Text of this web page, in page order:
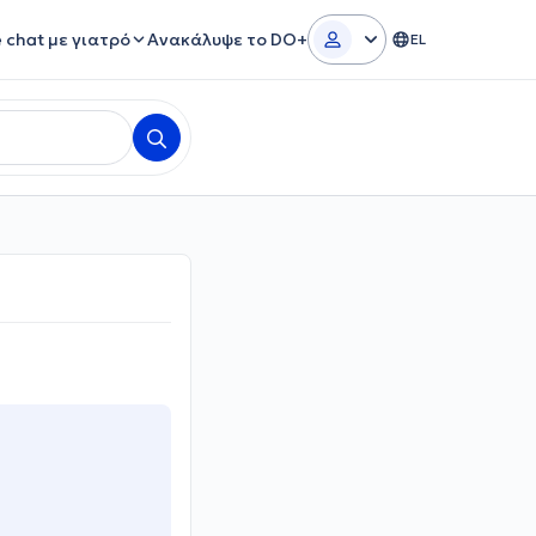
chat με γιατρό Ανακάλυψε το DO+ EL